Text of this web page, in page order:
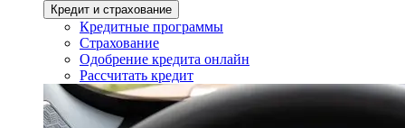
Кредит и страхование
Кредитные программы
Страхование
Одобрение кредита онлайн
Рассчитать кредит